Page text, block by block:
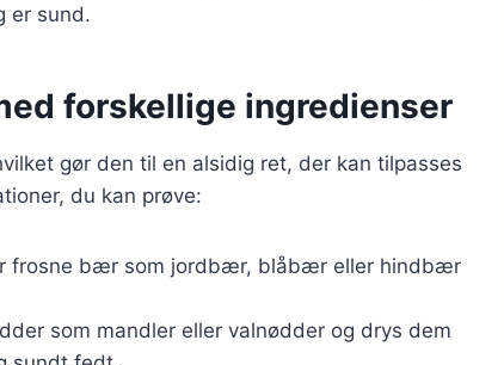
er sund.
forskellige ingredienser
gør den til en alsidig ret, der kan tilpasses
du kan prøve:
frosne bær som jordbær, blåbær eller hindbær
som mandler eller valnødder og drys dem